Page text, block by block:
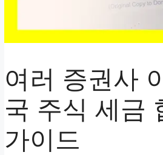
여러 증권사
국 주식 세금
가이드